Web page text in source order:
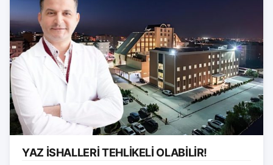
YAZ İSHALLERİ TEHLİKELİ OLABİLİR!